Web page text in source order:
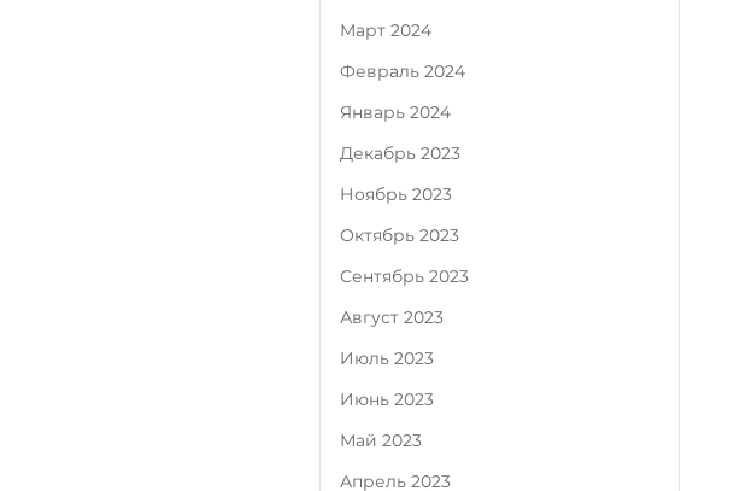
Март 2024
Февраль 2024
Январь 2024
Декабрь 2023
Ноябрь 2023
Октябрь 2023
Сентябрь 2023
Август 2023
Июль 2023
Июнь 2023
Май 2023
Апрель 2023